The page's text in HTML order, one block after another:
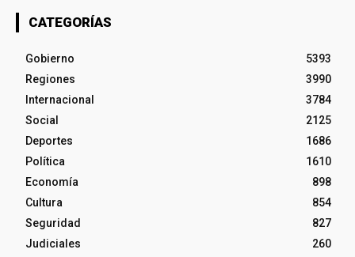
CATEGORÍAS
Gobierno
5393
Regiones
3990
Internacional
3784
Social
2125
Deportes
1686
Política
1610
Economía
898
Cultura
854
Seguridad
827
Judiciales
260